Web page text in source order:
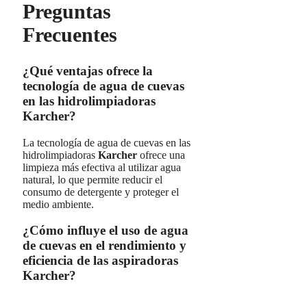
Preguntas
Frecuentes
¿Qué ventajas ofrece la
tecnología de agua de cuevas
en las hidrolimpiadoras
Karcher?
La tecnología de agua de cuevas en las
hidrolimpiadoras Karcher ofrece una
limpieza más efectiva al utilizar agua
natural, lo que permite reducir el
consumo de detergente y proteger el
medio ambiente.
¿Cómo influye el uso de agua
de cuevas en el rendimiento y
eficiencia de las aspiradoras
Karcher?